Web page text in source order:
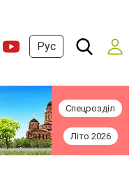
Рус
Спецрозділ
Літо 2026